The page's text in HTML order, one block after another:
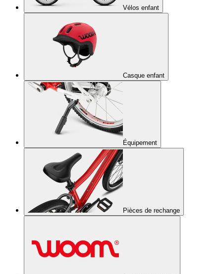
Vélos enfant
Casque enfant
Équipement
Pièces de rechange